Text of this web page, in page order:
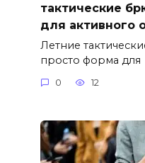
тактические
для активного
Летние
просто форма для
0 12